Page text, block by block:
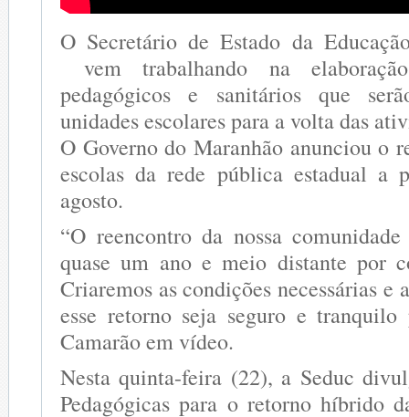
O Secretário de Estado da
vem trabalhando na
pedagógicos e sanitários que
unidades escolares para a volta das
O Governo do Maranhão anunciou o
escolas da rede pública estadual
agosto.
“O reencontro da nossa
quase um ano e meio distante por
Criaremos as condições necessárias e
esse retorno seja seguro e tranquilo
Camarão em vídeo.
Nesta quinta-feira (22), a Seduc
Pedagógicas para o retorno híbrido